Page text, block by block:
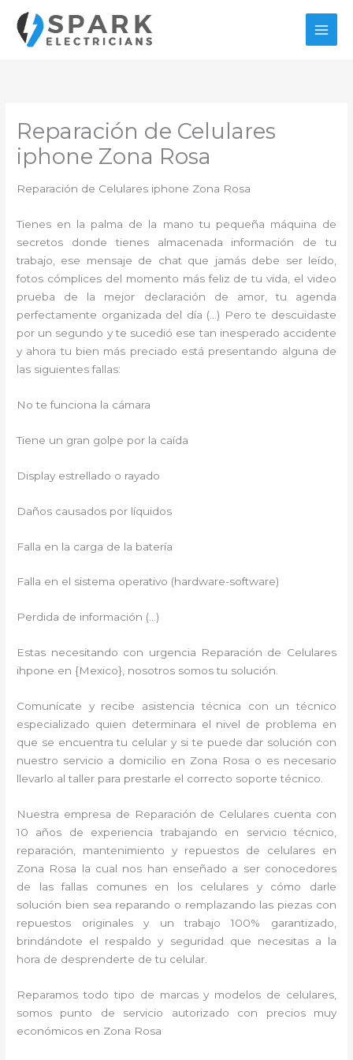
contenido
Reparación de Celulares
iphone Zona Rosa
Reparación de Celulares iphone Zona Rosa
Tienes en la palma de la mano tu pequeña máquina de
secretos donde tienes almacenada información de tu
trabajo, ese mensaje de chat que jamás debe ser leído,
fotos cómplices del momento más feliz de tu vida, el video
prueba de la mejor declaración de amor, tu agenda
perfectamente organizada del día (…) Pero te descuidaste
por un segundo y te sucedió ese tan inesperado accidente
y ahora tu bien más preciado está presentando alguna de
las siguientes fallas:
No te funciona la cámara
Tiene un gran golpe por la caída
Display estrellado o rayado
Daños causados por líquidos
Falla en la carga de la batería
Falla en el sistema operativo (hardware-software)
Perdida de información (…)
Estas necesitando con urgencia Reparación de Celulares
ihpone en {Mexico}, nosotros somos tu solución.
Comunícate y recibe asistencia técnica con un técnico
especializado quien determinara el nivel de problema en
que se encuentra tu celular y si te puede dar solución con
nuestro servicio a domicilio en Zona Rosa o es necesario
llevarlo al taller para prestarle el correcto soporte técnico.
Nuestra empresa de Reparación de Celulares cuenta con
10 años de experiencia trabajando en servicio técnico,
reparación, mantenimiento y repuestos de celulares en
Zona Rosa la cual nos han enseñado a ser conocedores
de las fallas comunes en los celulares y cómo darle
solución bien sea reparando o remplazando las piezas con
repuestos originales y un trabajo 100% garantizado,
brindándote el respaldo y seguridad que necesitas a la
hora de desprenderte de tu celular.
Reparamos todo tipo de marcas y modelos de celulares,
somos punto de servicio autorizado con precios muy
económicos en Zona Rosa